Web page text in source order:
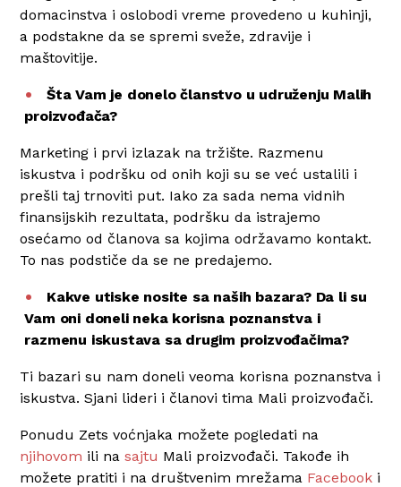
domacinstva i oslobodi vreme provedeno u kuhinji,
a podstakne da se spremi sveže, zdravije i
maštovitije.
Šta Vam je donelo članstvo u udruženju Malih
proizvođača?
Marketing i prvi izlazak na tržište. Razmenu
iskustva i podršku od onih koji su se već ustalili i
prešli taj trnoviti put. Iako za sada nema vidnih
finansijskih rezultata, podršku da istrajemo
osećamo od članova sa kojima održavamo kontakt.
To nas podstiče da se ne predajemo.
Kakve utiske nosite sa naših bazara? Da li su
Vam oni doneli neka korisna poznanstva i
razmenu iskustava sa drugim proizvođačima?
Ti bazari su nam doneli veoma korisna poznanstva i
iskustva. Sjani lideri i članovi tima Mali proizvođači.
Ponudu Zets voćnjaka možete pogledati na
njihovom ili nasajtu Mali proizvođači. Takođe ih
možete pratiti i na društvenim mrežama Facebook i